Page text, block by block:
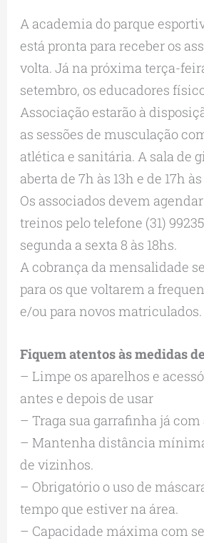
A academia do parque
está pronta para receber os
volta. Já na próxima terça-
setembro, os educadores
Associação estarão à
as sessões de musculação
atlética e sanitária. A sala de
aberta de 7h às 13h e de 17h às
Os associados devem
treinos pelo telefone (31)
segunda a sexta 8 às 18hs.
A cobrança da mensalidade
para os que voltarem a
e/ou para novos matriculados.
Fiquem atentos às medidas
– Limpe os aparelhos e
antes e depois de usar
– Traga sua garrafinha já com
– Mantenha distância
de vizinhos.
– Obrigatório o uso de
tempo que estiver na área.
– Capacidade máxima com